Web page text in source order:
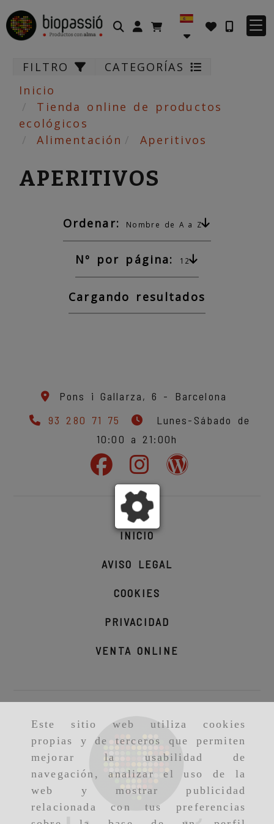
Este sitio web utiliza cookies
propias y de terceros que permiten
mejorar la usabilidad de
navegación, analizar el uso de la
web y mostrar publicidad
relacionada con tus preferencias
Identifícate
FILTRO
CATEGORÍAS
Inicio
Tienda online de productos
ecológicos
Alimentación
Aperitivos
APERITIVOS
Ordenar: Nombre de A a Z
Nº por página: 12
Cargando resultados
Pons i Gallarza, 6 - Barcelona
93 280 71 75
Lunes-Sábado de
10:00 a 21:00h
INICIO
AVISO LEGAL
COOKIES
PRIVACIDAD
VENTA ONLINE